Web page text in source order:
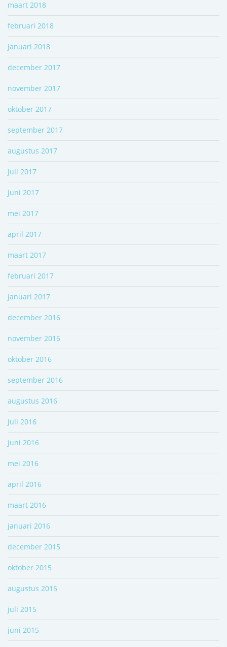
maart 2018
februari 2018
januari 2018
december 2017
november 2017
oktober 2017
september 2017
augustus 2017
juli 2017
juni 2017
mei 2017
april 2017
maart 2017
februari 2017
januari 2017
december 2016
november 2016
oktober 2016
september 2016
augustus 2016
juli 2016
juni 2016
mei 2016
april 2016
maart 2016
januari 2016
december 2015
oktober 2015
augustus 2015
juli 2015
juni 2015